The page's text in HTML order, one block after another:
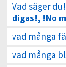
Vad säger
digas!, !No
vad många
vad många